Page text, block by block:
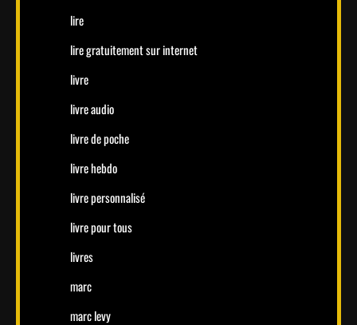
lire
lire gratuitement sur internet
livre
livre audio
livre de poche
livre hebdo
livre personnalisé
livre pour tous
livres
marc
marc levy